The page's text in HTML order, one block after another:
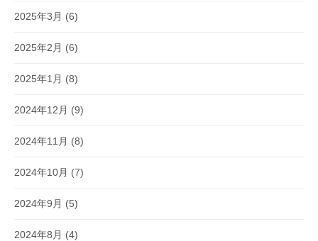
2025年3月 (6)
2025年2月 (6)
2025年1月 (8)
2024年12月 (9)
2024年11月 (8)
2024年10月 (7)
2024年9月 (5)
2024年8月 (4)